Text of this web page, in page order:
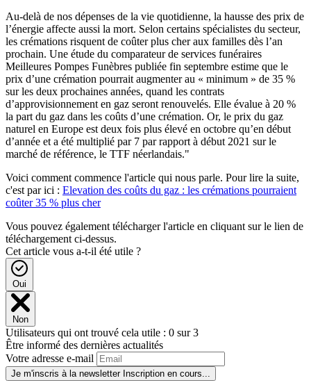
Au-delà de nos dépenses de la vie quotidienne, la hausse des prix de
l’énergie affecte aussi la mort. Selon certains spécialistes du secteur,
les crémations risquent de coûter plus cher aux familles dès l’an
prochain. Une étude du comparateur de services funéraires
Meilleures Pompes Funèbres publiée fin septembre estime que le
prix d’une crémation pourrait augmenter au « minimum » de 35 %
sur les deux prochaines années, quand les contrats
d’approvisionnement en gaz seront renouvelés. Elle évalue à 20 %
la part du gaz dans les coûts d’une crémation. Or, le prix du gaz
naturel en Europe est deux fois plus élevé en octobre qu’en début
d’année et a été multiplié par 7 par rapport à début 2021 sur le
marché de référence, le TTF néerlandais."
Voici comment commence l'article qui nous parle. Pour lire la suite,
c'est par ici : Elevation des coûts du gaz : les crémations pourraient
coûter 35 % plus cher
Vous pouvez également télécharger l'article en cliquant sur le lien de
téléchargement ci-dessus.
Cet article vous a-t-il été utile ?
Oui
Non
Utilisateurs qui ont trouvé cela utile : 0 sur 3
Être informé des dernières actualités
Votre adresse e-mail
Je m'inscris à la newsletter Inscription en cours...